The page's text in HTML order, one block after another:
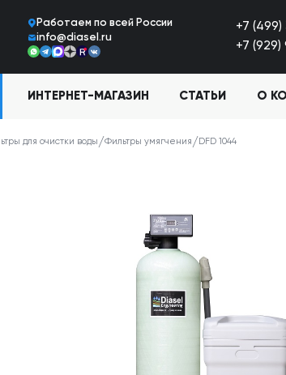
Работаем по всей Росcии
info@diasel.ru
+7
+7
ИНТЕРНЕТ-МАГАЗИН СТАТЬИ О
для очистки воды Фильтры умягчения DFD 1044